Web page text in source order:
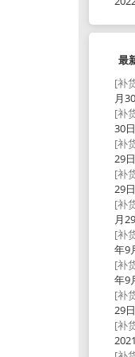
最
[补
月
[补
30日
[补
29日
[补
29日
[补
月
[补
年9
[补
年9
[补
29日
[补